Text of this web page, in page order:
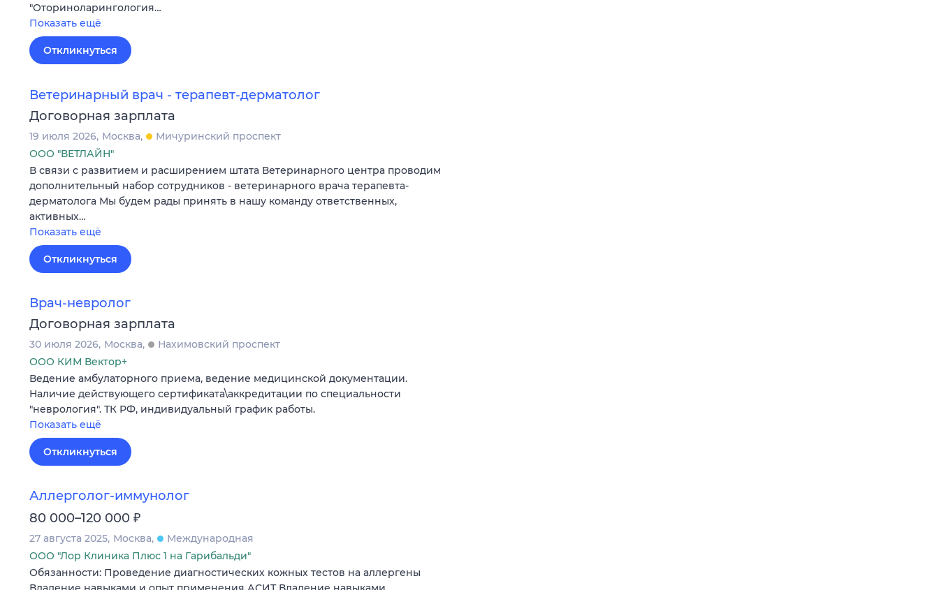
"Оториноларингология…
Показать ещё
Откликнуться
Ветеринарный врач - терапевт-дерматолог
Договорная зарплата
19 июля 2026 Москва
Мичуринский проспект
ООО "ВЕТЛАЙН"
В связи с развитием и расширением штата Ветеринарного центра проводим
дополнительный набор сотрудников - ветеринарного врача терапевта-
дерматолога Мы будем рады принять в нашу команду ответственных,
активных…
Показать ещё
Откликнуться
Врач-невролог
Договорная зарплата
30 июля 2026 Москва
Нахимовский проспект
ООО КИМ Вектор+
Ведение амбулаторного приема, ведение медицинской документации.
Наличие действующего сертификата\аккредитации по специальности
"неврология". ТК РФ, индивидуальный график работы.
Показать ещё
Откликнуться
Аллерголог-иммунолог
80 000–120 000 ₽
27 августа 2025 Москва
Международная
ООО "Лор Клиника Плюс 1 на Гарибальди"
Обязанности: Проведение диагностических кожных тестов на аллергены